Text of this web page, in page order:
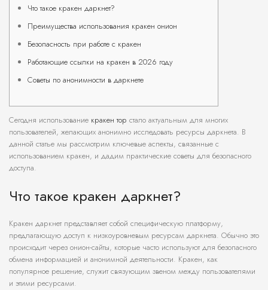
Что такое кракен даркнет?
Преимущества использования кракен онион
Безопасность при работе с кракен
Работающие ссылки на кракен в 2026 году
Советы по анонимности в даркнете
Сегодня использование кракен тор стало актуальным для многих
пользователей, желающих анонимно исследовать ресурсы даркнета. В
данной статье мы рассмотрим ключевые аспекты, связанные с
использованием кракен, и дадим практические советы для безопасного
доступа.
Что такое кракен даркнет?
Кракен даркнет представляет собой специфическую платформу,
предлагающую доступ к низкоуровневым ресурсам даркнета. Обычно это
происходит через онион-сайты, которые часто используют для безопасного
обмена информацией и анонимной деятельности. Кракен, как
популярное решение, служит связующим звеном между пользователями
и этими ресурсами.